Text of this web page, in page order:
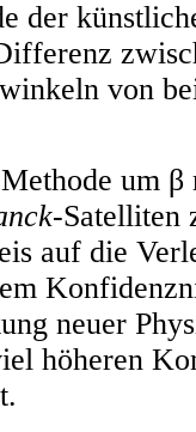
der
von
um β
-Satelliten
auf die
neuer
höheren